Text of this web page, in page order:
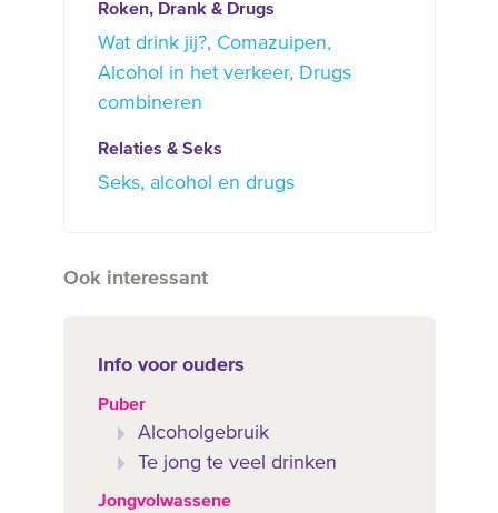
Roken, Drank & Drugs
Wat drink jij? Comazuipen
Alcohol in het verkeer
Drugs
combineren
Relaties & Seks
Seks, alcohol en drugs
Ook interessant
Info voor ouders
Puber
Alcoholgebruik
Te jong te veel drinken
Jongvolwassene